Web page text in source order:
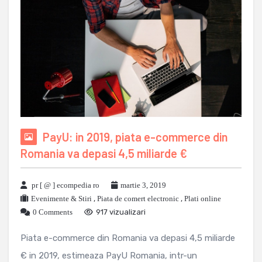
PayU: in 2019, piata e-commerce din
Romania va depasi 4,5 miliarde €
pr [ @ ] ecompedia ro
martie 3, 2019
Evenimente & Stiri , Piata de comert electronic , Plati online
0 Comments
917 vizualizari
Piata e-commerce din Romania va depasi 4,5 miliarde
€ in 2019, estimeaza PayU Romania, intr-un